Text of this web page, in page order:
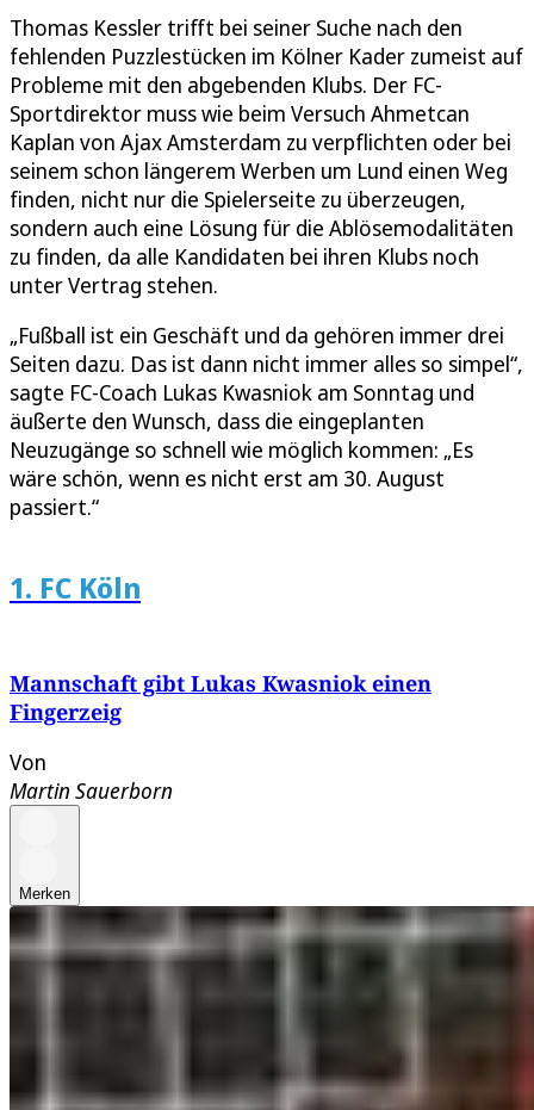
Thomas Kessler trifft bei seiner Suche nach den
fehlenden Puzzlestücken im Kölner Kader zumeist auf
Probleme mit den abgebenden Klubs. Der FC-
Sportdirektor muss wie beim Versuch Ahmetcan
Kaplan von Ajax Amsterdam zu verpflichten oder bei
seinem schon längerem Werben um Lund einen Weg
finden, nicht nur die Spielerseite zu überzeugen,
sondern auch eine Lösung für die Ablösemodalitäten
zu finden, da alle Kandidaten bei ihren Klubs noch
unter Vertrag stehen.
„Fußball ist ein Geschäft und da gehören immer drei
Seiten dazu. Das ist dann nicht immer alles so simpel“,
sagte FC-Coach Lukas Kwasniok am Sonntag und
äußerte den Wunsch, dass die eingeplanten
Neuzugänge so schnell wie möglich kommen: „Es
wäre schön, wenn es nicht erst am 30. August
passiert.“
1. FC Köln
Mannschaft gibt Lukas Kwasniok einen
Fingerzeig
Von
Martin Sauerborn
Merken